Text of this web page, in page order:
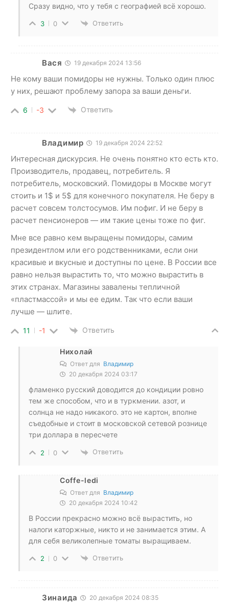
Сразу видно, что у тебя с географией всё хорошо.
3 0 Ответить
Вася 19 декабря 2024 13:56
Не кому ваши помидоры не нужны. Только один плюс
у них, решают проблему запора за ваши деньги.
6 -3 Ответить
Владимир 19 декабря 2024 22:52
Интересная дискурсия. Не очень понятно кто есть кто.
Производитель, продавец, потребитель. Я
потребитель, московский. Помидоры в Москве могут
стоить и 1$ и 5$ для конечного покупателя. Не беру в
расчет совсем толстосумов. Им пофиг. И не беру в
расчет пенсионеров — им такие цены тоже по фиг.
Мне все равно кем выращены помидоры, самим
президентлом или его родственниками, если они
красивые и вкусные и доступны по цене. В России все
равно нельзя вырастить то, что можно вырастить в
этих странах. Магазины завалены тепличной
«пластмассой» и мы ее едим. Так что если ваши
лучше — шлите.
11 -1 Ответить
Нихолай
Ответ для Владимир
20 декабря 2024 03:17
фламенко русский доводится до кондиции ровно
тем же способом, что и в туркмении. азот, и
солнца не надо никакого. это не картон, вполне
съедобные и стоит в московской сетевой рознице
три доллара в пересчете
2 0 Ответить
Coffe-ledi
Ответ для Владимир
20 декабря 2024 10:42
В России прекрасно можно всё вырастить, но
налоги каторжные, никто и не занимается этим. А
для себя великолепные томаты выращиваем.
2 0 Ответить
Зинаида 20 декабря 2024 08:35